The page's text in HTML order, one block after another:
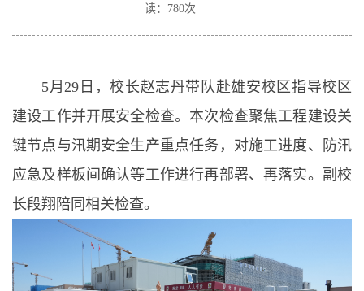
读： 780次
5月29日，校长赵志丹带队赴雄安校区指导校区
建设工作并开展安全检查。本次检查聚焦工程建设关
键节点与汛期安全生产重点任务，对施工进度、防汛
应急及样板间确认等工作进行再部署、再落实。副校
长段翔陪同相关检查。